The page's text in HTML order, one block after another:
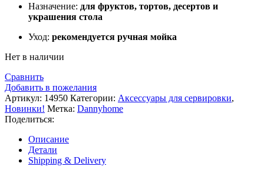
Назначение: для фруктов, тортов, десертов и
украшения стола
Уход: рекомендуется ручная мойка
Нет в наличии
Сравнить
Добавить в пожелания
Артикул: 14950 Категории: Аксессуары для сервировки,
Новинки! Метка: Dannyhome
Поделиться:
Описание
Детали
Shipping & Delivery